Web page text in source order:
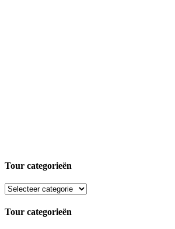
Tour categorieën
Tour categorieën